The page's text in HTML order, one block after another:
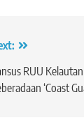
RUU
‘Coast